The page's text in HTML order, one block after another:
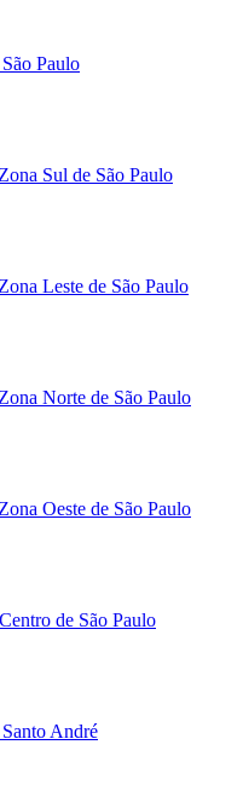
Paulo
Sul de São Paulo
Leste de São Paulo
Norte de São Paulo
Oeste de São Paulo
de São Paulo
André